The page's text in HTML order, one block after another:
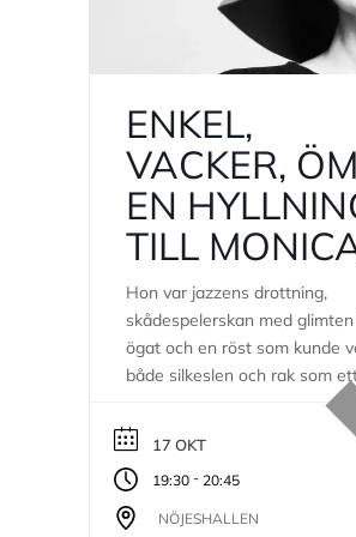
ENKEL,
VACKER,
EN
TILL
Hon var jazzens drottning,
skådespelerskan med
ögat och en röst som kunde
både silkeslen och rak som
nålstick. **Monica Zetterlund**
av Sveriges största och mest
älskade artister genom tiderna.
Hennes musik, humor och
uttryck har för alltid skrivit...
17 OKT
19:30 - 20:45
NÖJESHALLEN